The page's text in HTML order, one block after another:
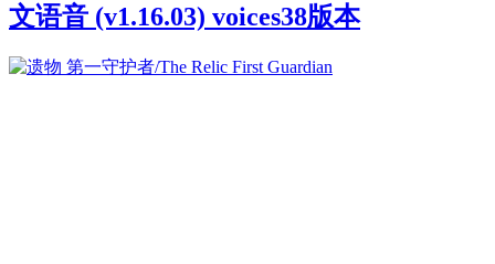
文语音 (v1.16.03) voices38版本